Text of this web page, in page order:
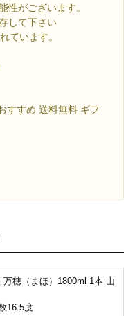
性がございます。
して下さい
ています。
すすめ 送料無料 ギフ
穂（まほ）1800ml 1本 山
16.5度